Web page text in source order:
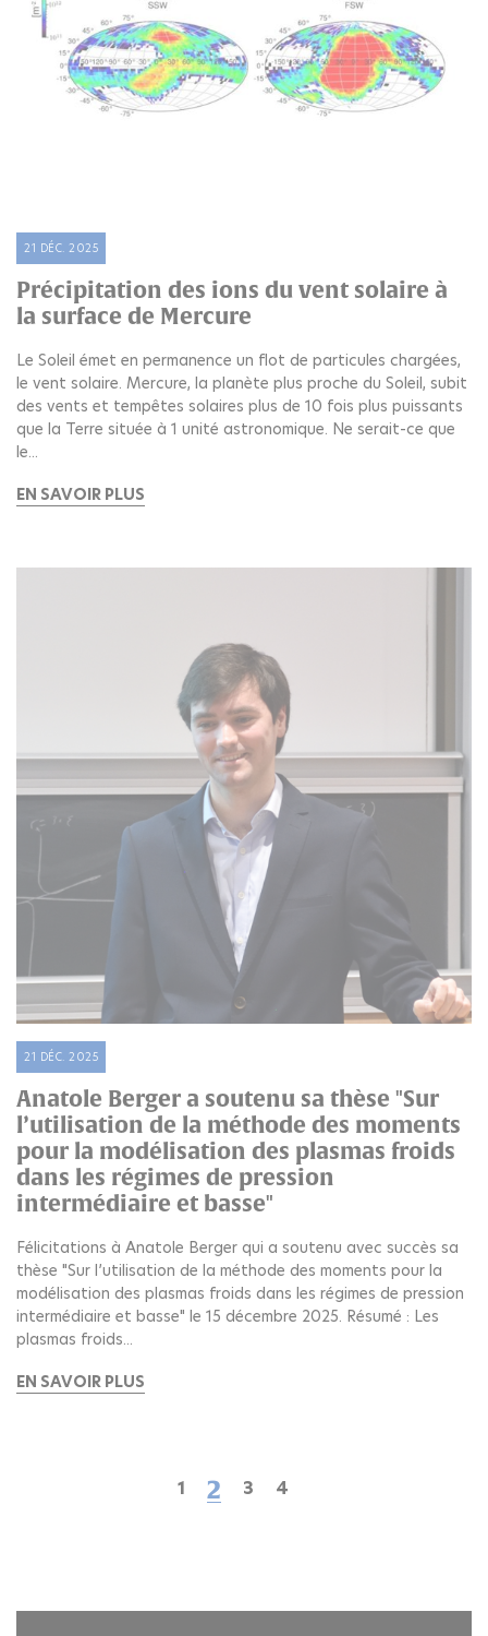
21 DÉC. 2025
Précipitation des ions du vent solaire à
la surface de Mercure
Le Soleil émet en permanence un flot de particules chargées,
le vent solaire. Mercure, la planète plus proche du Soleil, subit
des vents et tempêtes solaires plus de 10 fois plus puissants
que la Terre située à 1 unité astronomique. Ne serait-ce que
le...
EN SAVOIR PLUS
21 DÉC. 2025
Anatole Berger a soutenu sa thèse "Sur
l’utilisation de la méthode des moments
pour la modélisation des plasmas froids
dans les régimes de pression
intermédiaire et basse"
Félicitations à Anatole Berger qui a soutenu avec succès sa
thèse "Sur l’utilisation de la méthode des moments pour la
modélisation des plasmas froids dans les régimes de pression
intermédiaire et basse" le 15 décembre 2025. Résumé : Les
plasmas froids...
EN SAVOIR PLUS
Première
Page
Page
1
Page
2 Page
3 Page
4